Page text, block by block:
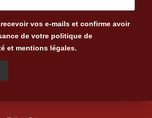
vos e-mails et confirme avoir
de votre politique de
et mentions légales.